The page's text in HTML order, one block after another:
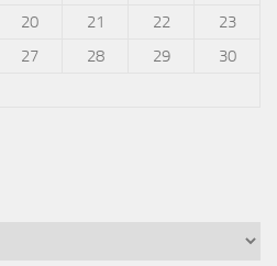
20 21 22
23
27 28 29
30